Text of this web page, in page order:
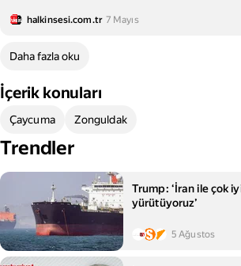
halkinsesi.com.tr 7 Mayıs
Daha fazla oku
İçerik konuları
Çaycuma Zonguldak
Trendler
Trump: ‘İran ile çok
yürütüyoruz’
5 Ağustos